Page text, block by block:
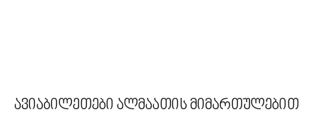
ავიაბილეთები ალმაათის მიმართულებით